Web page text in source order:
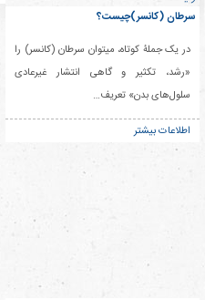
سرطان (کانسر)چیست؟
در یک جملۀ کوتاه، میتوان سرطان (کانسر) را
«رشد، تکثیر و گاهی انتشار غیرعادی
سلول‌های بدن» تعریف…
اطلاعات بیشتر